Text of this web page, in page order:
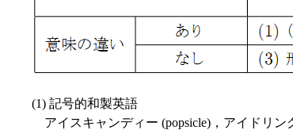
(1) 記号的和製英語
アイスキャンディー (popsicle)，アイドリン